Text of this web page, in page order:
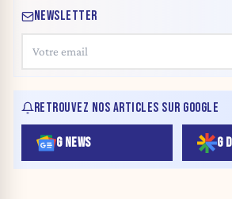
NEWSLETTER
RETROUVEZ NOS ARTICLES SUR GOOGLE
G NEWS G